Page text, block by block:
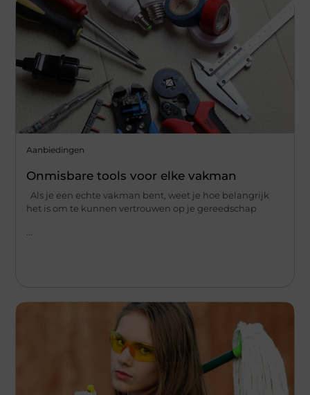
Aanbiedingen
Onmisbare tools voor elke vakman
Als je een echte vakman bent, weet je hoe belangrijk
het is om te kunnen vertrouwen op je gereedschap